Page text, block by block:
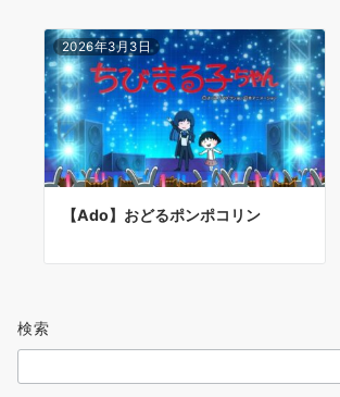
2026年3月3日
【Ado】おどるポンポコリン
検索